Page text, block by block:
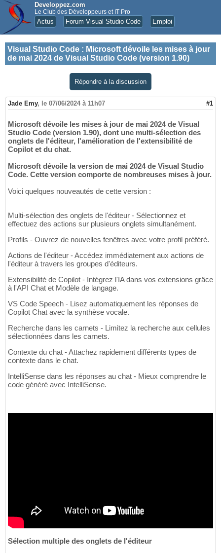
Developpez.com
Le Club des Développeurs et IT Pro
Actus Forum Visual Studio Code Emploi
Visual Studio Code : Microsoft dévoile les mises à jour
de mai 2024 de Visual Studio Code (version 1.90)
Répondre à la discussion
Jade Emy, le 07/06/2024 à 11h07 #1
Microsoft dévoile les mises à jour de mai 2024 de Visual
Studio Code (version 1.90), dont une multi-sélection des
onglets de l'éditeur, l'amélioration de l'extensibilité de
Copilot et du chat.
Microsoft dévoile la version de mai 2024 de Visual Studio
Code. Cette version comporte de nombreuses mises à jour.
Voici quelques nouveautés de cette version :
Multi-sélection des onglets de l'éditeur - Sélectionnez et
effectuez des actions sur plusieurs onglets simultanément.
Profils - Ouvrez de nouvelles fenêtres avec votre profil préféré.
Actions de l'éditeur - Accédez immédiatement aux actions de
l'éditeur à travers les groupes d'éditeurs.
Extensibilité de Copilot - Intégrez l'IA dans vos extensions grâce
à l'API Chat et Modèle de langage.
VS Code Speech - Lisez automatiquement les réponses de
Copilot Chat avec la synthèse vocale.
Recherche dans les carnets - Limitez la recherche aux cellules
sélectionnées dans les carnets.
Contexte du chat - Attachez rapidement différents types de
contexte dans le chat.
IntelliSense dans les réponses au chat - Mieux comprendre le
code généré avec IntelliSense.
Sélection multiple des onglets de l'éditeur